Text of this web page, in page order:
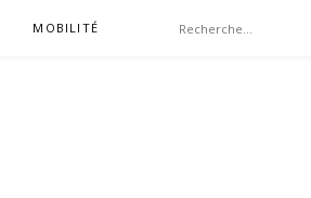
MOBILITÉ